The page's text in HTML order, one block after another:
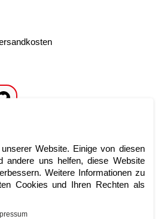
Website. Einige von diesen
andere uns helfen, diese Website
Weitere Informationen zu
Cookies und Ihren Rechten als